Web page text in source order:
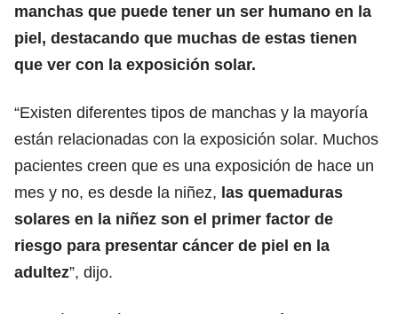
manchas que puede tener un ser humano en la
piel, destacando que muchas de estas tienen
que ver con la exposición solar.
“Existen diferentes tipos de manchas y la mayoría
están relacionadas con la exposición solar. Muchos
pacientes creen que es una exposición de hace un
mes y no, es desde la niñez, las quemaduras
solares en la niñez son el primer factor de
riesgo para presentar cáncer de piel en la
adultez”, dijo.